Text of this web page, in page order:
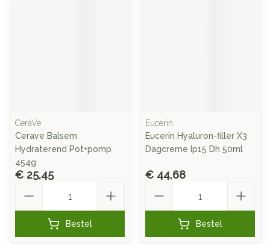
CeraVe
Cerave Balsem
Hydraterend Pot+pomp
454g
€ 25,45
Bestel
Eucerin
Eucerin Hyaluron-filler X3
Dagcreme Ip15 Dh 50ml
€ 44,68
Bestel